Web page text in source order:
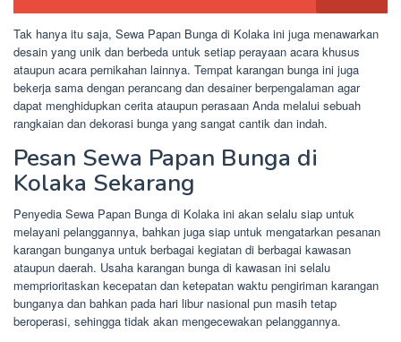
Tak hanya itu saja, Sewa Papan Bunga di Kolaka ini juga menawarkan
desain yang unik dan berbeda untuk setiap perayaan acara khusus
ataupun acara pernikahan lainnya. Tempat karangan bunga ini juga
bekerja sama dengan perancang dan desainer berpengalaman agar
dapat menghidupkan cerita ataupun perasaan Anda melalui sebuah
rangkaian dan dekorasi bunga yang sangat cantik dan indah.
Pesan Sewa Papan Bunga di
Kolaka Sekarang
Penyedia Sewa Papan Bunga di Kolaka ini akan selalu siap untuk
melayani pelanggannya, bahkan juga siap untuk mengatarkan pesanan
karangan bunganya untuk berbagai kegiatan di berbagai kawasan
ataupun daerah. Usaha karangan bunga di kawasan ini selalu
memprioritaskan kecepatan dan ketepatan waktu pengiriman karangan
bunganya dan bahkan pada hari libur nasional pun masih tetap
beroperasi, sehingga tidak akan mengecewakan pelanggannya.